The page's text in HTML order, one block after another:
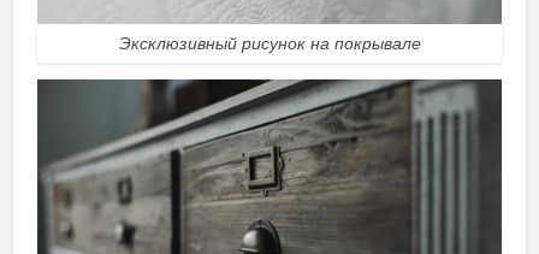
Эксклюзивный рисунок на покрывале